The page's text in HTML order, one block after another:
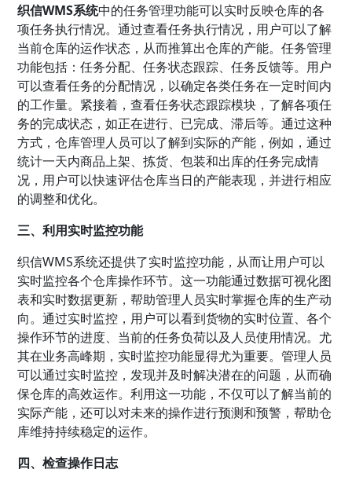
织信WMS系统中的任务管理功能可以实时反映仓库的各
项任务执行情况。通过查看任务执行情况，用户可以了解
当前仓库的运作状态，从而推算出仓库的产能。任务管理
功能包括：任务分配、任务状态跟踪、任务反馈等。用户
可以查看任务的分配情况，以确定各类任务在一定时间内
的工作量。紧接着，查看任务状态跟踪模块，了解各项任
务的完成状态，如正在进行、已完成、滞后等。通过这种
方式，仓库管理人员可以了解到实际的产能，例如，通过
统计一天内商品上架、拣货、包装和出库的任务完成情
况，用户可以快速评估仓库当日的产能表现，并进行相应
的调整和优化。
三、利用实时监控功能
织信WMS系统还提供了实时监控功能，从而让用户可以
实时监控各个仓库操作环节。这一功能通过数据可视化图
表和实时数据更新，帮助管理人员实时掌握仓库的生产动
向。通过实时监控，用户可以看到货物的实时位置、各个
操作环节的进度、当前的任务负荷以及人员使用情况。尤
其在业务高峰期，实时监控功能显得尤为重要。管理人员
可以通过实时监控，发现并及时解决潜在的问题，从而确
保仓库的高效运作。利用这一功能，不仅可以了解当前的
实际产能，还可以对未来的操作进行预测和预警，帮助仓
库维持持续稳定的运作。
四、检查操作日志